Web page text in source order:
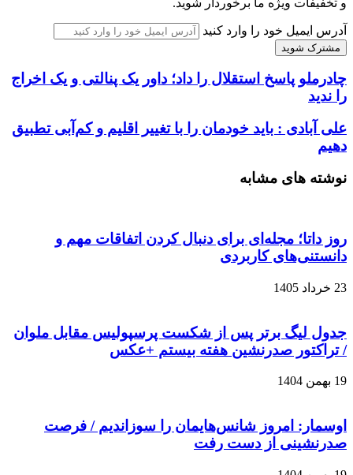
آدرس ایمیل خود را وارد کنید
چادرملو پاسخ استقلال را داد؛ داور یک پنالتی و یک اخراج
را ندید
علی آبادی : باید خودمان را با تغییر اقلیم و کم‌آبی تطبیق
دهیم
نوشته های مشابه
روز داتا؛ مجله‌ای برای دنبال کردن اتفاقات مهم و
دانستنی‌های کاربردی
23 خرداد 1405
جدول لیگ برتر پس از شکست پرسپولیس مقابل ملوان
/ تراکتور صدرنشین هفته بیستم +عکس
19 بهمن 1404
اوسمار: امروز شانس‌هایمان را سوزاندیم / فرصت
صدرنشینی از دست رفت